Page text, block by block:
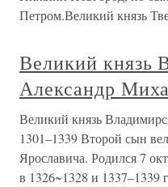
Петром.Великий князь
Великий князь
Александр
Великий князь
1301–1339 Второй сын
Ярославича. Родился 7
в 1326~1328 и 1337–1339